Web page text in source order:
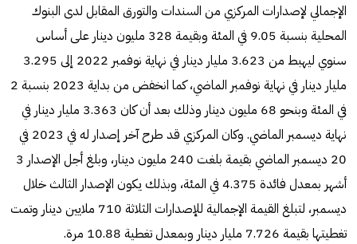
الإجمالي لإصدارات المركزي من السندات والتورق المقابل لدى البنوك
المحلية بنسبة 9.05 في المئة وبقيمة 328 مليون دينار على أساس
سنوي ليهبط من 3.623 مليار دينار في نهاية نوفمبر 2022 إلى 3.295
مليار دينار في نهاية نوفمبر الماضي، كما انخفض من بداية 2023 بنسبة 2
في المئة وبنحو 68 مليون دينار وذلك بعد أن كان 3.363 مليار دينار في
نهاية ديسمبر الماضي. وكان المركزي قد طرح آخر إصدار له في 2023 في
20 ديسمبر الماضي بقيمة بلغت 240 مليون دينار، وبلغ أجل الإصدار 3
أشهر بمعدل فائدة 4.375 في المئة، وبذلك يكون الإصدار الثالث خلال
ديسمبر، لتبلغ القيمة الإجمالية للإصدارات الثلاثة 710 ملايين دينار وتمت
تغطيتها بقيمة 7.726 مليار دينار وبمعدل تغطية 10.88 مرة.